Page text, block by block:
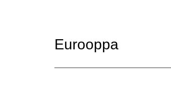
Eurooppa